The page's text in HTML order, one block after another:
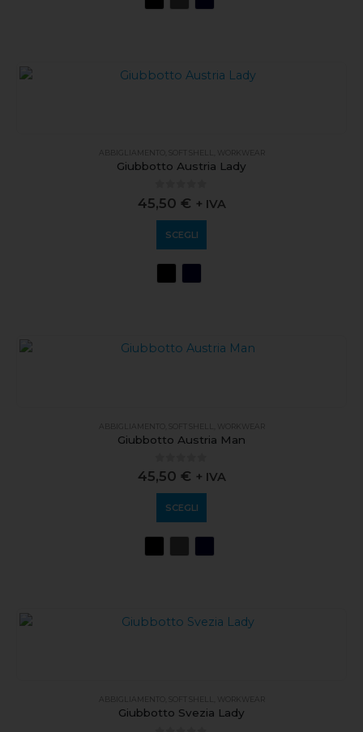
ABBIGLIAMENTO WORKWEAR
Giubbotto Austria Lady
0out of 5
45,50 € + IVA
SCEGLI
ABBIGLIAMENTO WORKWEAR
Giubbotto Austria Man
0out of 5
45,50 € + IVA
SCEGLI
ABBIGLIAMENTO WORKWEAR
Giubbotto Svezia Lady